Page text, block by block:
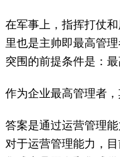
在军事上，指挥打仗
里也是主帅即最高管
突围的前提条件是：
作为企业最高管理者
答案是通过运营管理
对于运营管理能力，